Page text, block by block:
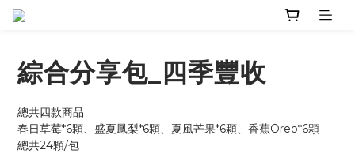
綜合分享包_四季豐收
總共四款商品
春日草莓*6顆、盛夏鳳梨*6顆、夏風芒果*6顆、香蕉Oreo*6顆
總共24顆/包